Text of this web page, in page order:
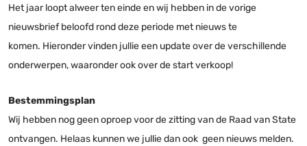
Het jaar loopt alweer ten einde en wij hebben in de vorige
nieuwsbrief beloofd rond deze periode met nieuws te
komen. Hieronder vinden jullie een update over de verschillende
onderwerpen, waaronder ook over de start verkoop!
Bestemmingsplan
Wij hebben nog geen oproep voor de zitting van de Raad van State
ontvangen. Helaas kunnen we jullie dan ook geen nieuws melden.